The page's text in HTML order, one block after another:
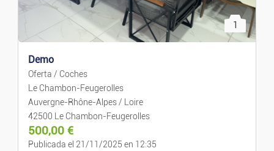
Servicios
Clases/Cursos
Confección Y Complementos
1
Demo
Oferta / Coches
Le Chambon-Feugerolles
Auvergne-Rhône-Alpes / Loire
42500 Le Chambon-Feugerolles
500,00 €
Publicada el 21/11/2025 en 12:35